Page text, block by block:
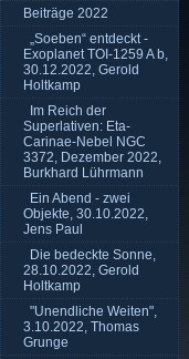
Beiträge 2022
„Soeben“ entdeckt -
Exoplanet TOI-1259 A b,
30.12.2022, Gerold
Holtkamp
Im Reich der
Superlativen: Eta-
Carinae-Nebel NGC
3372, Dezember 2022,
Burkhard Lührmann
Ein Abend - zwei
Objekte, 30.10.2022,
Jens Paul
Die bedeckte Sonne,
28.10.2022, Gerold
Holtkamp
"Unendliche Weiten",
3.10.2022, Thomas
Grunge